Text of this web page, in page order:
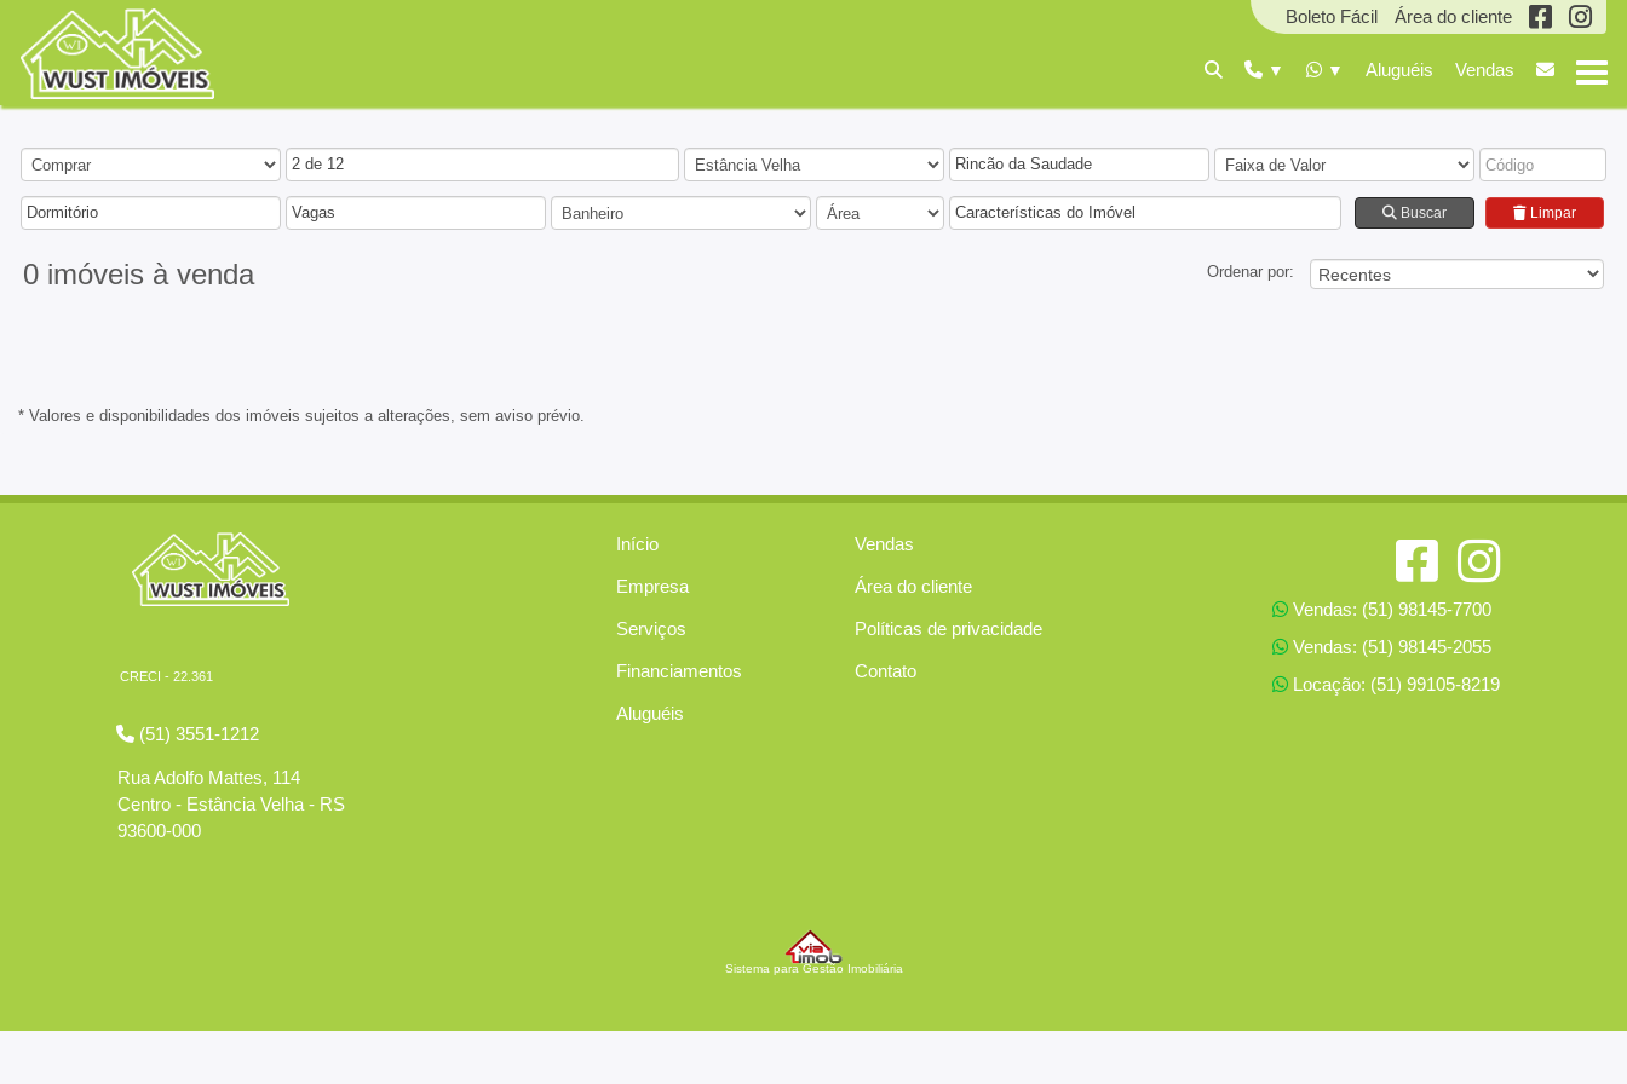
Boleto Fácil Área do cliente
Aluguéis Vendas
2 de 12 Rincão da Saudade
Dormitório Vagas Características do Imóvel Buscar Limpar
0 imóveis à venda Ordenar por:
* Valores e disponibilidades dos imóveis sujeitos a alterações, sem aviso prévio.
CRECI - 22.361
(51) 3551-1212
Rua Adolfo Mattes, 114
Centro - Estância Velha - RS
93600-000
Início
Empresa
Serviços
Financiamentos
Aluguéis
Vendas
Área do cliente
Políticas de privacidade
Contato
Vendas: (51) 98145-7700
Vendas: (51) 98145-2055
Locação: (51) 99105-8219
Sistema para Gestão Imobiliária